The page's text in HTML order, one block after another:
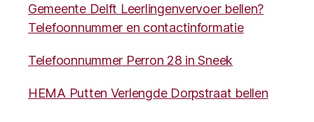
Gemeente Delft Leerlingenvervoer bellen?
Telefoonnummer en contactinformatie
Telefoonnummer Perron 28 in Sneek
HEMA Putten Verlengde Dorpstraat bellen